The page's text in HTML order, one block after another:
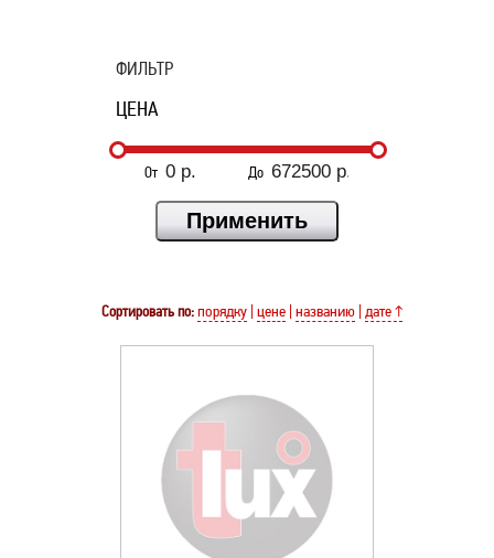
ФИЛЬТР
ЦЕНА
От До
Сортировать по: порядку цене названию дате ↑